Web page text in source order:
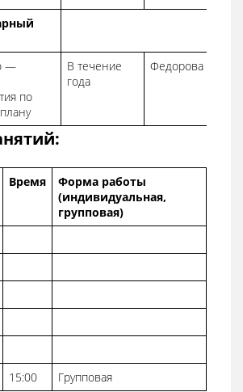
—
по
В течение
года
Федорова Т.П.
Время
Форма работы
(индивидуальная,
групповая)
15:00 Групповая